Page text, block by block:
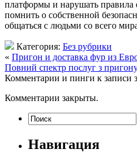
платформы и нарушать правила
помнить о собственной
общаться с людьми со всего
Категория: Без рубрики
« Пригон и доставка фур из
Повний спектр послуг з
Комментарии и пинги к записи
Комментарии закрыты.
Навигация